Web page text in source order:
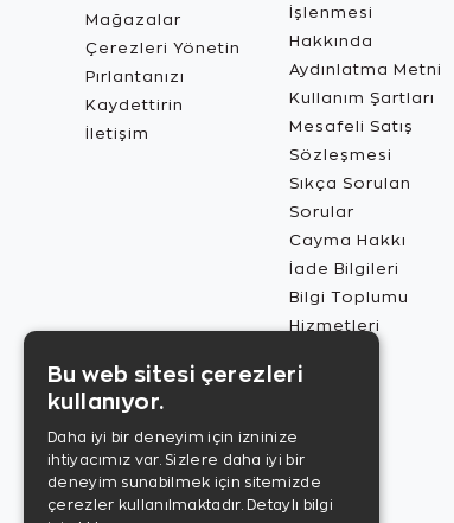
Mağazalar
Çerezleri Yönetin
Pırlantanızı
Kaydettirin
İletişim
İşlenmesi
Hakkında
Aydınlatma Metni
Kullanım Şartları
Mesafeli Satış
Sözleşmesi
Sıkça Sorulan
Sorular
Cayma Hakkı
İade Bilgileri
Bilgi Toplumu
Hizmetleri
Bu web sitesi çerezleri
kullanıyor.
Daha iyi bir deneyim için izninize
ihtiyacımız var. Sizlere daha iyi bir
deneyim sunabilmek için sitemizde
çerezler kullanılmaktadır. Detaylı bilgi